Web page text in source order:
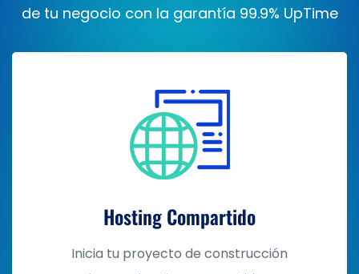
de tu negocio con la garantía 99.9% UpTime
Hosting Compartido
Inicia tu proyecto de construcción